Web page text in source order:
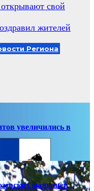
свой
жителей
Региона
увеличились в
малышей